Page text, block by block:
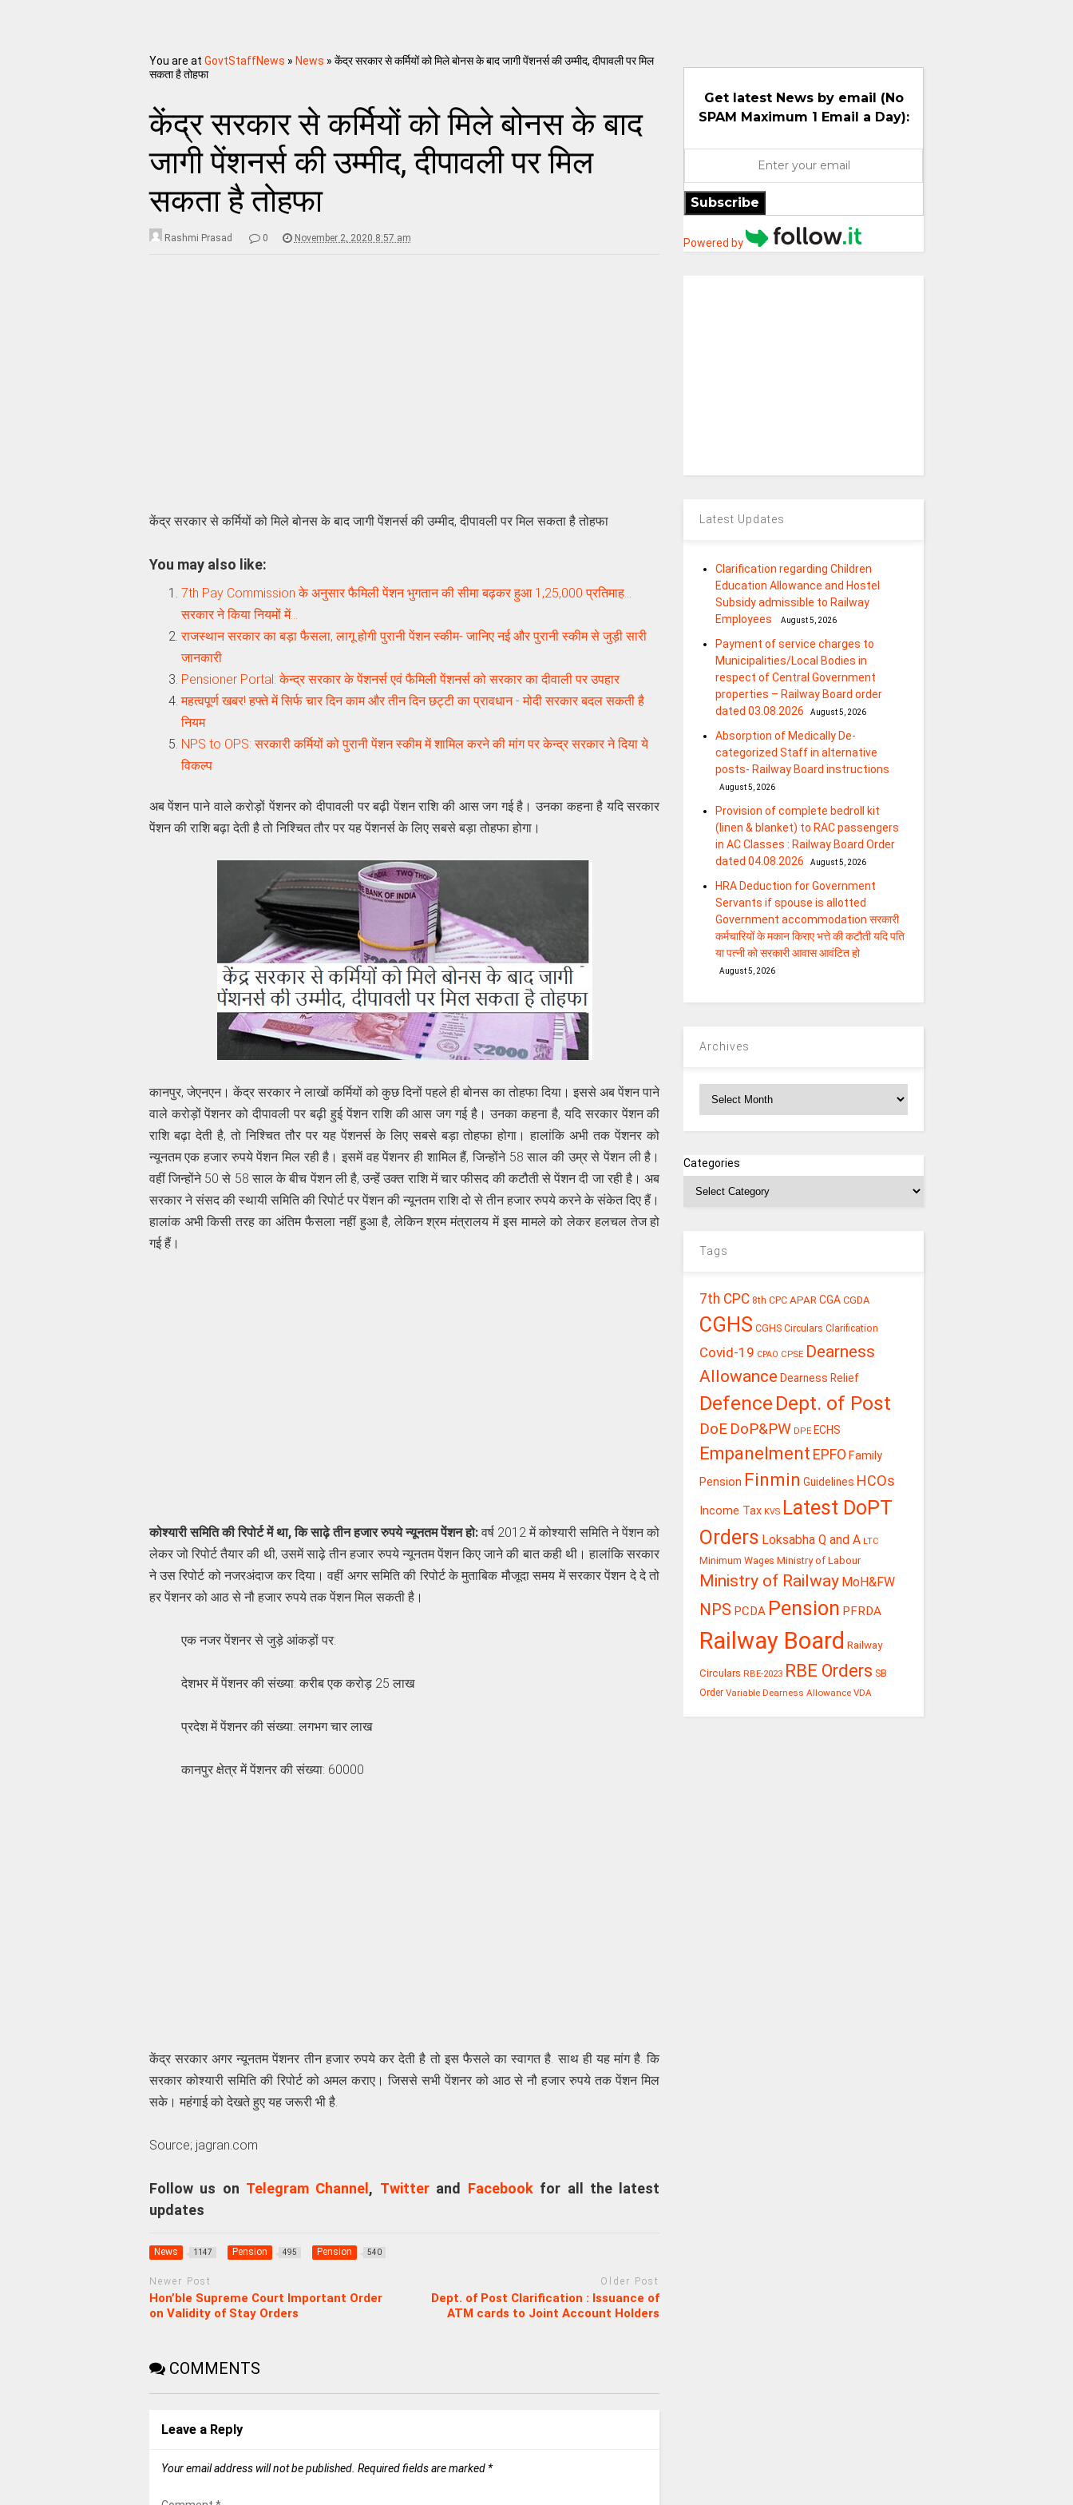
You are at GovtStaffNews » News » केंद्र सरकार से कर्मियों को मिले बोनस के बाद जागी पेंशनर्स की उम्मीद, दीपावली पर मिल
सकता है तोहफा
केंद्र सरकार से कर्मियों को मिले बोनस के बाद
जागी पेंशनर्स की उम्मीद, दीपावली पर मिल
सकता है तोहफा
Rashmi Prasad 0 November 2, 2020 8:57 am
केंद्र सरकार से कर्मियों को मिले बोनस के बाद जागी पेंशनर्स की उम्मीद, दीपावली पर मिल सकता है तोहफा
You may also like:
7th Pay Commission के अनुसार फैमिली पेंशन भुगतान की सीमा बढ़कर हुआ 1,25,000 प्रतिमाह...
सरकार ने किया नियमों में…
राजस्‍थान सरकार का बड़ा फैसला, लागू होगी पुरानी पेंशन स्‍कीम- जानिए नई और पुरानी स्कीम से जुड़ी सारी
जानकारी
Pensioner Portal: केन्‍द्र सरकार के पेंशनर्स एवं फैमिली पेंशनर्स को सरकार का दीवाली पर उपहार
महत्‍वपूर्ण खबर! हफ्ते में सिर्फ चार दिन काम और तीन दिन छट्टी का प्रावधान - मोदी सरकार बदल सकती है
नियम
NPS to OPS: सरकारी कर्मियों को पुरानी पेंशन स्‍कीम में शामिल करने की मांग पर केन्‍द्र सरकार ने दिया ये
विकल्‍प
अब पेंशन पाने वाले करोड़ों पेंशनर को दीपावली पर बढ़ी पेंशन राशि की आस जग गई है। उनका कहना है यदि सरकार
पेंशन की राशि बढ़ा देती है तो निश्चित तौर पर यह पेंशनर्स के लिए सबसे बड़ा तोहफा होगा।
कानपुर, जेएनएन। केंद्र सरकार ने लाखों कर्मियों को कुछ दिनों पहले ही बोनस का तोहफा दिया। इससे अब पेंशन पाने
वाले करोड़ों पेंशनर को दीपावली पर बढ़ी हुई पेंशन राशि की आस जग गई है। उनका कहना है, यदि सरकार पेंशन की
राशि बढ़ा देती है, तो निश्चित तौर पर यह पेंशनर्स के लिए सबसे बड़ा तोहफा होगा। हालांकि अभी तक पेंशनर को
न्यूनतम एक हजार रुपये पेंशन मिल रही है। इसमें वह पेंशनर ही शामिल हैं, जिन्होंने 58 साल की उम्र से पेंशन ली है।
वहीं जिन्होंने 50 से 58 साल के बीच पेंशन ली है, उन्हेंं उक्त राशि में चार फीसद की कटौती से पेंशन दी जा रही है। अब
सरकार ने संसद की स्थायी समिति की रिपोर्ट पर पेंशन की न्यूनतम राशि दो से तीन हजार रुपये करने के संकेत दिए हैं।
हालांक अभी किसी तरह का अंतिम फैसला नहीं हुआ है, लेकिन श्रम मंत्रालय में इस मामले को लेकर हलचल तेज हो
गई हैं।
कोश्यारी समिति की रिपोर्ट में था, कि साढ़े तीन हजार रुपये न्यूनतम पेंशन हो:वर्ष 2012 में कोश्यारी समिति ने पेंशन को
लेकर जो रिपोर्ट तैयार की थी, उसमें साढ़े तीन हजार रुपये न्यूनतम पेंशन किए जाने की बात कही थी। हालांकि सरकार
ने उस रिपोर्ट को नजरअंदाज कर दिया। वहीं अगर समिति की रिपोर्ट के मुताबिक मौजूदा समय में सरकार पेंशन दे दे तो
हर पेंशनर को आठ से नौ हजार रुपये तक पेंशन मिल सकती है।
एक नजर पेंशनर से जुड़े आंकड़ों पर:
देशभर में पेंशनर की संख्या: करीब एक करोड़ 25 लाख
प्रदेश में पेंशनर की संख्या: लगभग चार लाख
कानपुर क्षेत्र में पेंशनर की संख्या: 60000
केंद्र सरकार अगर न्यूनतम पेंशनर तीन हजार रुपये कर देती है तो इस फैसले का स्वागत है. साथ ही यह मांग है. कि
सरकार कोश्यारी समिति की रिपोर्ट को अमल कराए। जिससे सभी पेंशनर को आठ से नौ हजार रुपये तक पेंशन मिल
सके। महंगाई को देखते हुए यह जरूरी भी है.
Source; jagran.com
Follow us on Telegram Channel , Twitterand Facebookfor all the latest
updates
News 1147 Pension 495 Pension 540
Newer Post
Hon’ble Supreme Court Important Order
on Validity of Stay Orders
Older Post
Dept. of Post Clarification : Issuance of
ATM cards to Joint Account Holders
COMMENTS
Leave a Reply
Your email address will not be published. Required fields are marked *
Get latest News by email (No
SPAM Maximum 1 Email a Day):
Subscribe
Powered by
Latest Updates
Clarification regarding Children
Education Allowance and Hostel
Subsidy admissible to Railway
Employees
August 5, 2026
Payment of service charges to
Municipalities/Local Bodies in
respect of Central Government
properties – Railway Board order
dated 03.08.2026
August 5, 2026
Absorption of Medically De-
categorized Staff in alternative
posts- Railway Board instructions
August 5, 2026
Provision of complete bedroll kit
(linen & blanket) to RAC passengers
in AC Classes : Railway Board Order
dated 04.08.2026
August 5, 2026
HRA Deduction for Government
Servants if spouse is allotted
Government accommodation सरकारी
कर्मचारियों के मकान किराए भत्ते की कटौती यदि पति
या पत्‍नी को सरकारी आवास आवंटित हो
August 5, 2026
Archives
Categories
Tags
7th CPC 8th CPC APAR CGA CGDA
CGHS CGHS Circulars Clarification
Covid-19 CPAO CPSE Dearness
Allowance Dearness Relief
Defence Dept. of Post
DoE DoP&PW DPE ECHS
Empanelment EPFO Family
Pension Finmin Guidelines HCOs
Income Tax KVS Latest DoPT
Orders Loksabha Q and A LTC
Minimum Wages Ministry of Labour
Ministry of Railway MoH&FW
NPS PCDA Pension PFRDA
Railway Board Railway
Circulars RBE-2023 RBE Orders SB
Order Variable Dearness Allowance VDA